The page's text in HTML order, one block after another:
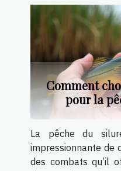
Comment
pour la
La pêche du
impressionnante de
des combats qu’il